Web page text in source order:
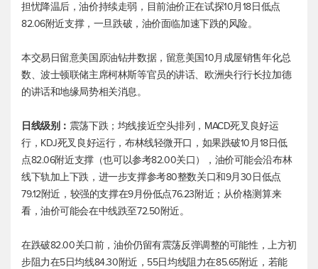
担忧降温后，油价持续走弱，目前油价正在试探10月18日低点
82.06附近支撑，一旦跌破，油价面临加速下跌的风险。
本交易日留意美国原油钻井数据，留意美国10月成屋销售年化总
数、波士顿联储主席柯林斯等官员的讲话、欧洲央行行长拉加德
的讲话和地缘局势相关消息。
日线级别： 震荡下跌；均线接近空头排列，MACD死叉良好运
行，KDJ死叉良好运行，布林线轻微开口，如果跌破10月18日低
点82.06附近支撑（也可以参考82.00关口），油价可能会沿布林
线下轨加上下跌，进一步支撑参考80整数关口和9月30日低点
79.12附近，较强的支撑在9月份低点76.23附近；从价格测算来
看，油价可能会在中线跌至72.50附近。
在跌破82.00关口前，油价仍留有震荡反弹调整的可能性，上方初
步阻力在5日均线84.30附近，55日均线阻力在85.65附近，若能